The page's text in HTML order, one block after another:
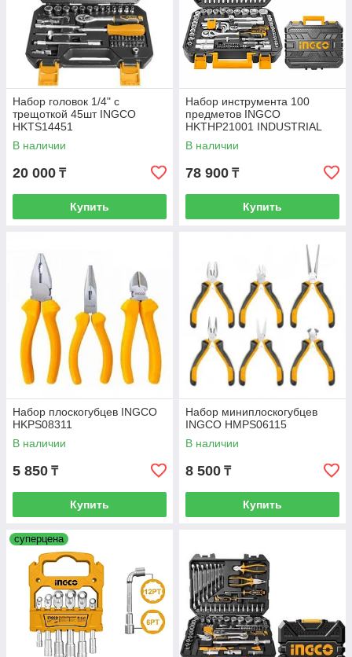
Набор головок 1/4" с
трещоткой 45шт INGCO
HKTS14451
В наличии
20 000 ₸
Купить
Набор инструмента 100
предметов INGCO
HKTHP21001 INDUSTRIAL
В наличии
78 900 ₸
Купить
Набор плоскогубцев INGCO
HKPS08311
В наличии
5 850 ₸
Купить
Набор миниплоскогубцев
INGCO HMPS06115
В наличии
8 500 ₸
Купить
суперцена